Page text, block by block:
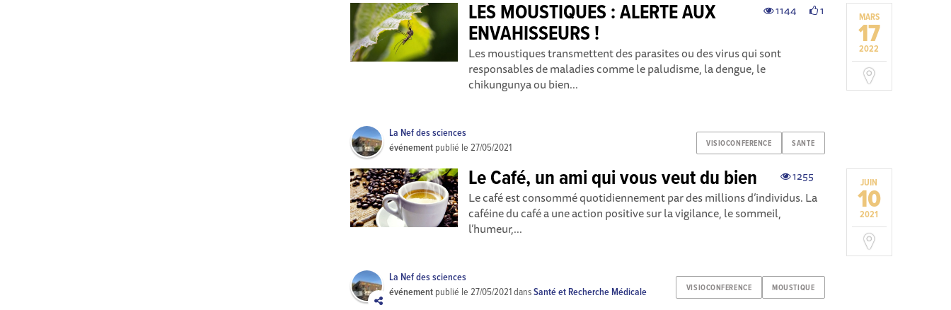
MARS
17
2022
1144 1
LES MOUSTIQUES : ALERTE AUX
ENVAHISSEURS !
Les moustiques transmettent des parasites ou des virus qui sont
responsables de maladies comme le paludisme, la dengue, le
chikungunya ou bien...
VISIOCONFERENCE SANTE
La Nef des sciences
événement publié le27/05/2021
JUIN
10
2021
1255
Le Café, un ami qui vous veut du bien
Le café est consommé quotidiennement par des millions d’individus. La
caféine du café a une action positive sur la vigilance, le sommeil,
l’humeur,...
VISIOCONFERENCE MOUSTIQUE
La Nef des sciences
événement publié le27/05/2021dansSanté et Recherche Médicale